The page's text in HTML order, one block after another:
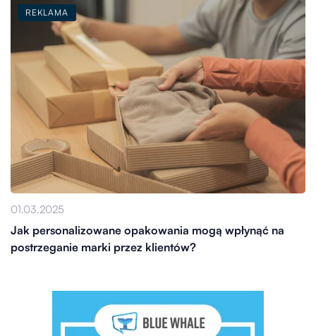
REKLAMA
01.03.2025
Jak personalizowane opakowania mogą wpłynąć na
postrzeganie marki przez klientów?